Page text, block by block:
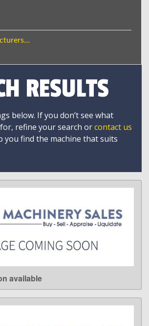
RESULTS
below. If you don’t see what
refine your search orcontact us
you find the machine that suits
LEARN MORE
available